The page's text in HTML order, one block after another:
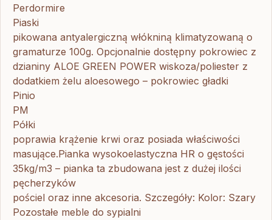
Perdormire
Piaski
pikowana antyalergiczną włókniną klimatyzowaną o
gramaturze 100g. Opcjonalnie dostępny pokrowiec z
dzianiny ALOE GREEN POWER wiskoza/poliester z
dodatkiem żelu aloesowego – pokrowiec gładki
Pinio
PM
Półki
poprawia krążenie krwi oraz posiada właściwości
masujące.Pianka wysokoelastyczna HR o gęstości
35kg/m3 – pianka ta zbudowana jest z dużej ilości
pęcherzyków
pościel oraz inne akcesoria. Szczegóły: Kolor: Szary
Pozostałe meble do sypialni